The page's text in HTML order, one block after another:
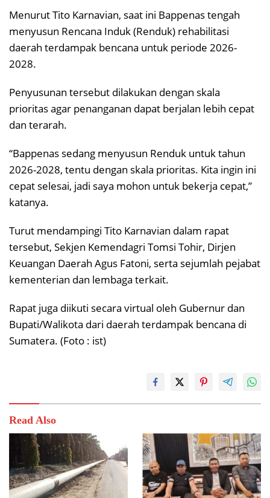
Menurut Tito Karnavian, saat ini Bappenas tengah
menyusun Rencana Induk (Renduk) rehabilitasi
daerah terdampak bencana untuk periode 2026-
2028.
Penyusunan tersebut dilakukan dengan skala
prioritas agar penanganan dapat berjalan lebih cepat
dan terarah.
“Bappenas sedang menyusun Renduk untuk tahun
2026-2028, tentu dengan skala prioritas. Kita ingin ini
cepat selesai, jadi saya mohon untuk bekerja cepat,”
katanya.
Turut mendampingi Tito Karnavian dalam rapat
tersebut, Sekjen Kemendagri Tomsi Tohir, Dirjen
Keuangan Daerah Agus Fatoni, serta sejumlah pejabat
kementerian dan lembaga terkait.
Rapat juga diikuti secara virtual oleh Gubernur dan
Bupati/Walikota dari daerah terdampak bencana di
Sumatera. (Foto : ist)
Read Also